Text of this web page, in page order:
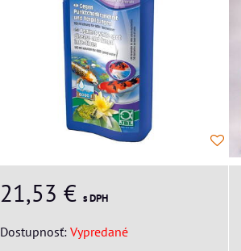
21,53 € s DPH
Dostupnosť: Vypredané